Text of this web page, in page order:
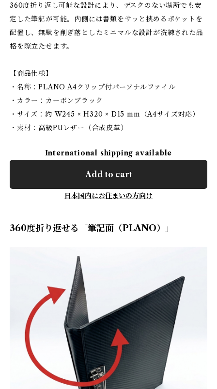
360度折り返し可能な設計により、デスクのない場所でも安
定した筆記が可能。内側には書類をサッと挟めるポケットを
配置し、無駄を削ぎ落としたミニマルな設計が洗練された品
格を際立たせます。
【商品仕様】
・名称：PLANO A4クリップ付パーソナルファイル
・カラー：カーボンブラック
・サイズ：約 W245 × H320 × D15 mm（A4サイズ対応）
・素材：高級PUレザー（合成皮革）
International shipping available
Add to cart
日本国内にお住まいの方向け
360度折り返せる「筆記面（PLANO）」